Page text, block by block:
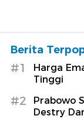
Berita
#1
Harga
Tinggi
#2
Prabowo
Destry